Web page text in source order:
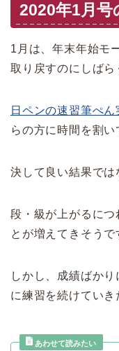
2020年1月号
1月は、年末年始モ
取り戻すのにしばら
日ペンの速習筆ぺん
らの方に時間を割い
決して良い結果では
段・級が上がるにつ
とが増えてきそうで
しかし、成績ばか
に練習を続けていき